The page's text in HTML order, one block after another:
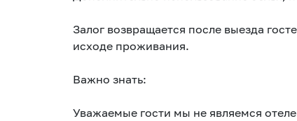
Залог возвращается после выезда
исходе проживания.
Важно знать:
Уважаемые гости мы не являемся